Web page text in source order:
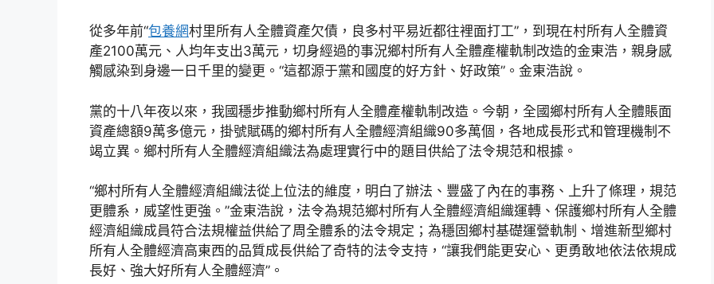
從多年前“包養網村里所有人全體資產欠債，良多村平易近都往裡面打工”，到現在村所有人全體資
產2100萬元、人均年支出3萬元，切身經過的事況鄉村所有人全體產權軌制改造的金東浩，親身感
觸感染到身邊一日千里的變更。“這都源于黨和國度的好方針、好政策”。金東浩說。
黨的十八年夜以來，我國穩步推動鄉村所有人全體產權軌制改造。今朝，全國鄉村所有人全體賬面
資產總額9萬多億元，掛號賦碼的鄉村所有人全體經濟組織90多萬個，各地成長形式和管理機制不
竭立異。鄉村所有人全體經濟組織法為處理實行中的題目供給了法令規范和根據。
“鄉村所有人全體經濟組織法從上位法的維度，明白了辦法、豐盛了內在的事務、上升了條理，規范
更體系，威望性更強。”金東浩說，法令為規范鄉村所有人全體經濟組織運轉、保護鄉村所有人全體
經濟組織成員符合法規權益供給了周全體系的法令規定；為穩固鄉村基礎運營軌制、增進新型鄉村
所有人全體經濟高東西的品質成長供給了奇特的法令支持，“讓我們能更安心、更勇敢地依法依規成
長好、強大好所有人全體經濟”。